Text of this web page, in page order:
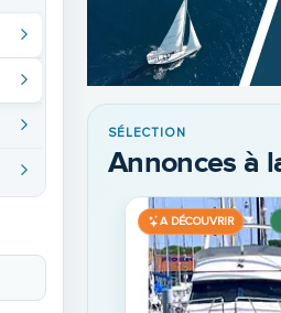
SÉLECTION
Annonces à
A DÉCOUVRIR